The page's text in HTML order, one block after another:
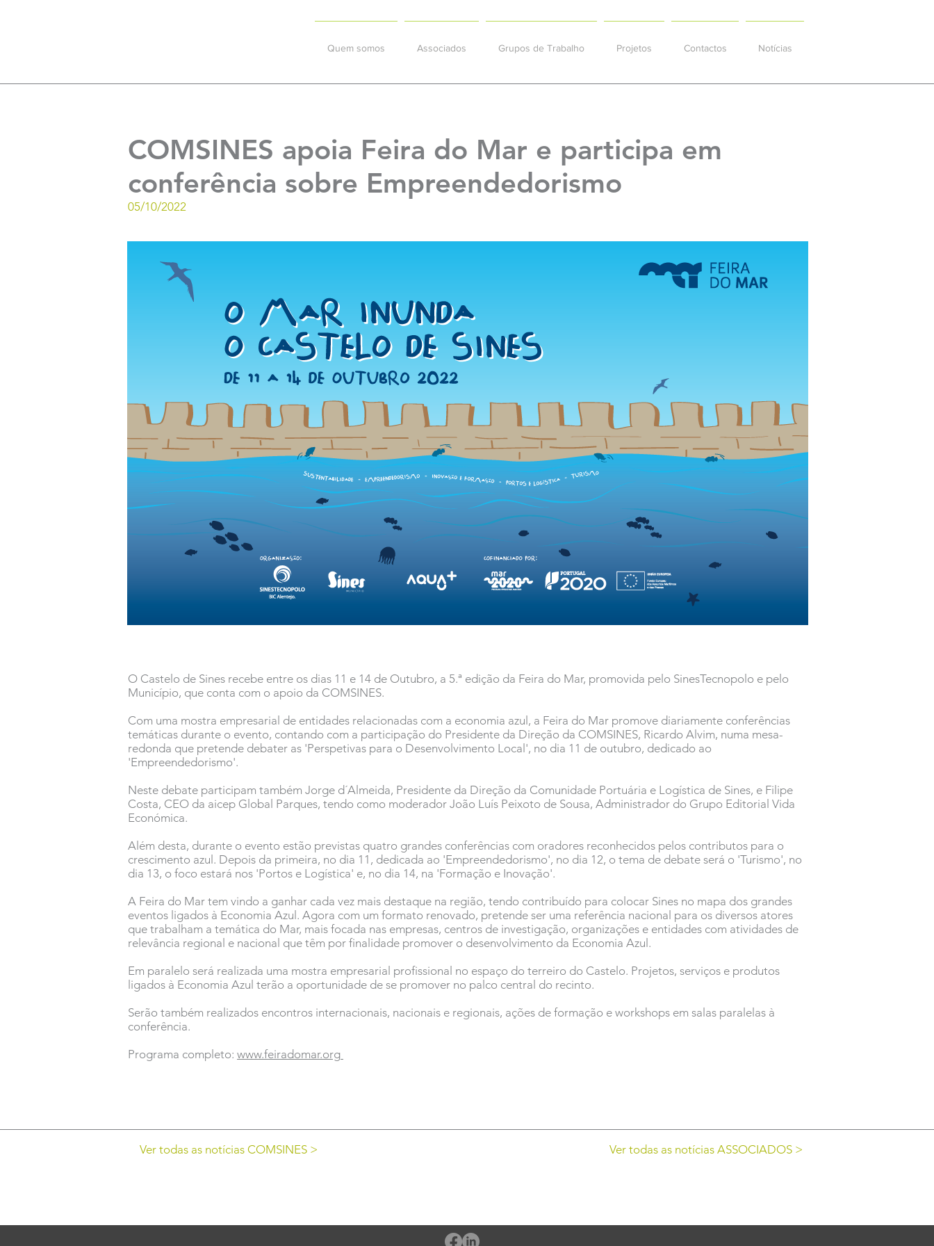
Quem somos Associados Grupos de Trabalho Projetos Contactos Notícias
COMSINES apoia Feira do Mar e participa em
conferência sobre Empreendedorismo
05/10/2022
O Castelo de Sines recebe entre os dias 11 e 14 de Outubro, a 5.ª edição da Feira do Mar, promovida pelo SinesTecnopolo e pelo
Município, que conta com o apoio da COMSINES.
Com uma mostra empresarial de entidades relacionadas com a economia azul, a Feira do Mar promove diariamente conferências
temáticas durante o evento, contando com a participação do Presidente da Direção da COMSINES, Ricardo Alvim, numa mesa-
redonda que pretende debater as 'Perspetivas para o Desenvolvimento Local', no dia 11 de outubro, dedicado ao
'Empreendedorismo'.
Neste debate participam também Jorge d´Almeida, Presidente da Direção da Comunidade Portuária e Logística de Sines, e Filipe
Costa, CEO da aicep Global Parques, tendo como moderador João Luís Peixoto de Sousa, Administrador do Grupo Editorial Vida
Económica.
Além desta, durante o evento estão previstas quatro grandes conferências com oradores reconhecidos pelos contributos para o
crescimento azul. Depois da primeira, no dia 11, dedicada ao 'Empreendedorismo', no dia 12, o tema de debate será o 'Turismo', no
dia 13, o foco estará nos 'Portos e Logística' e, no dia 14, na 'Formação e Inovação'.
A Feira do Mar tem vindo a ganhar cada vez mais destaque na região, tendo contribuído para colocar Sines no mapa dos grandes
eventos ligados à Economia Azul. Agora com um formato renovado, pretende ser uma referência nacional para os diversos atores
que trabalham a temática do Mar, mais focada nas empresas, centros de investigação, organizações e entidades com atividades de
relevância regional e nacional que têm por finalidade promover o desenvolvimento da Economia Azul.
Em paralelo será realizada uma mostra empresarial profissional no espaço do terreiro do Castelo. Projetos, serviços e produtos
ligados à Economia Azul terão a oportunidade de se promover no palco central do recinto.
Serão também realizados encontros internacionais, nacionais e regionais, ações de formação e workshops em salas paralelas à
conferência.
Programa completo: www.feiradomar.org
Ver todas as notícias COMSINES > Ver todas as notícias ASSOCIADOS >